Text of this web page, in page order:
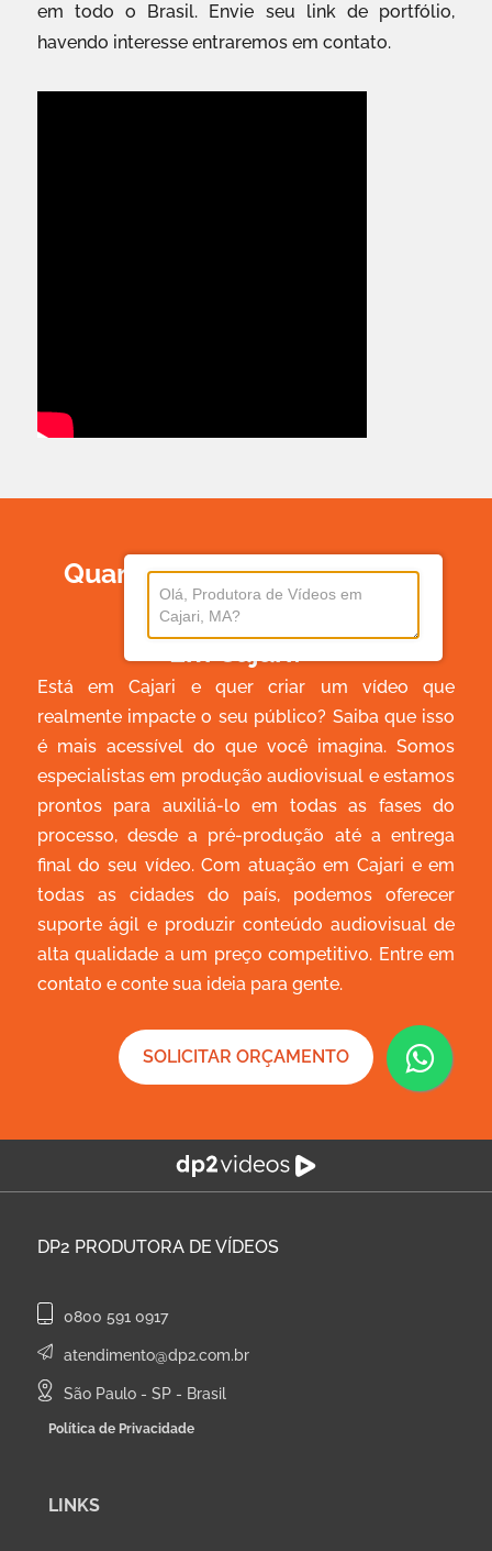
em todo o Brasil. Envie seu link de portfólio,
havendo interesse entraremos em contato.
Quanto Custa Produzir Um
Vídeo
Em Cajari?
Está em Cajari e quer criar um vídeo que
realmente impacte o seu público? Saiba que isso
é mais acessível do que você imagina. Somos
especialistas em produção audiovisual e estamos
prontos para auxiliá-lo em todas as fases do
processo, desde a pré-produção até a entrega
final do seu vídeo. Com atuação em Cajari e em
todas as cidades do país, podemos oferecer
suporte ágil e produzir conteúdo audiovisual de
alta qualidade a um preço competitivo. Entre em
contato e conte sua ideia para gente.
SOLICITAR ORÇAMENTO
DP2 PRODUTORA DE VÍDEOS
0800 591 0917
atendimento@dp2.com.br
São Paulo - SP - Brasil
Política de Privacidade
LINKS